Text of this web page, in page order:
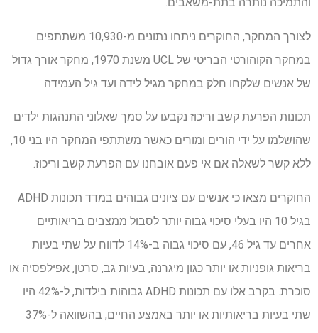
והתמיכה נותרה בתת-משאבים.
לצורך המחקר, החוקרים ניתחו נתונים מ-10,930 משתתפים
במחקר הקוהורטי הבריטי של UCL משנת 1970, מחקר אורך גדול
של אנשים שלקחו חלק במחקר מגיל לידה ועד גיל העמידה.
תכונות הפרעת קשב וריכוז נקבעו על סמך שאלוני התנהגות ילדים
שהושלמו על ידי הורים ומורים כאשר משתתפי המחקר היו בני 10,
ללא קשר לשאלה אם אי פעם אובחנו עם הפרעת קשב וריכוז.
החוקרים מצאו כי אנשים עם ציונים גבוהים במדד תכונות ADHD
בגיל 10 היו בעלי סיכוי גבוה יותר לסבול ממצבים בריאותיים
אחרים עד גיל 46, עם סיכוי גבוה ב-14% לדווח על שתי בעיות
בריאות גופניות או יותר כגון מיגרנה, בעיות גב, סרטן, אפילפסיה או
סוכרת. בקרב אלו עם תכונות ADHD גבוהות בילדות, ל-42% היו
שתי בעיות בריאותיות או יותר באמצע החיים, בהשוואה ל-37%